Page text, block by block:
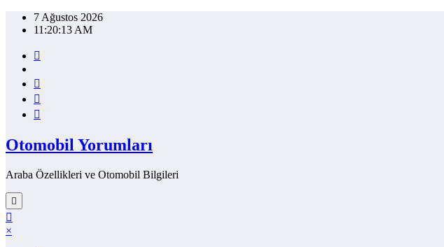
İçeriğe7 Ağustos 2026
11:20:14 AM
Otomobil Yorumları
Araba Özellikleri ve Otomobil Bilgileri
×